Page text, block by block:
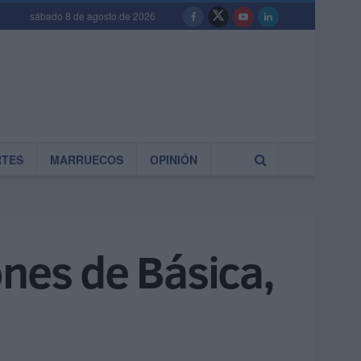
sábado 8 de agosto de 2026
MARRUECOS OPINIÓN
de Básica,